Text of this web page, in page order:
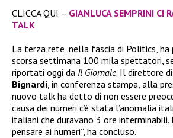
CLICCA QUI – GIANLUCA SEMPRINI CI
TALK
La terza rete, nella fascia di Politics,
scorsa settimana 100 mila spettatori,
riportati oggi da Il Giornale. Il direttore
Bignardi , in conferenza stampa, alla
nuovo talk ha detto di non essere
causa dei numeri c’è stata l’anomalia
italiani che duravano 3 ore interminabili.
pensare ai numeri”, ha concluso.